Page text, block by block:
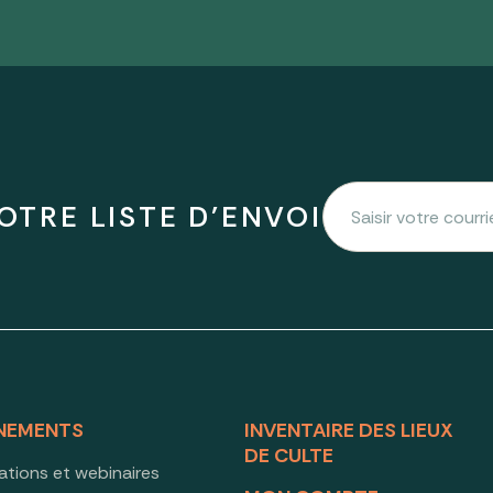
LISTE D'ENVOI
et webinaires
INVENTAIRE DES LIEUX
DE CULTE